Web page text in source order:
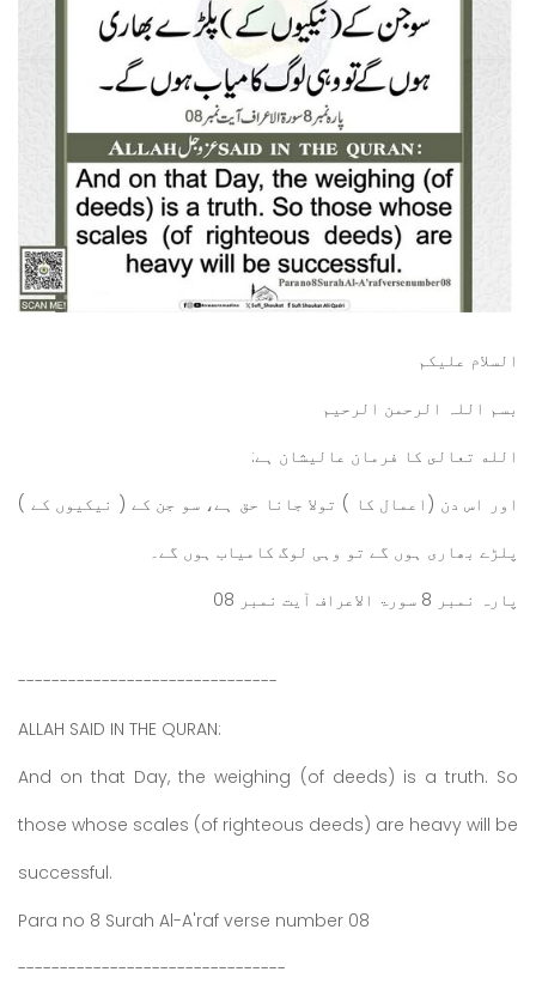
السلام عليكم
بسم اللہ الرحمن الرحيم
الله تعالى کا فرمان عالیشان ہے:
اور اس دن (اعمال کا ) تولا جانا حق ہے، سو جن کے ( نیکیوں کے )
پلڑے بھاری ہوں گے تو وہی لوگ کامیاب ہوں گے۔
پارہ نمبر 8 سورۃ الاعراف آیت نمبر 08
-------------------------------
ALLAH SAID IN THE QURAN:
And on that Day, the weighing (of deeds) is a truth. So
those whose scales (of righteous deeds) are heavy will be
successful.
Para no 8 Surah Al-A'raf verse number 08
--------------------------------